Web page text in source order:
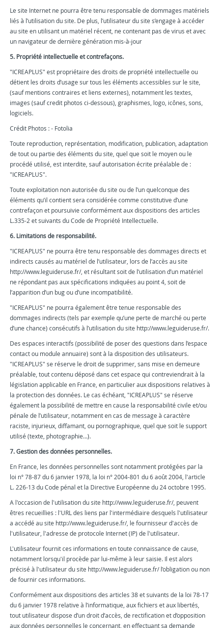
Le site Internet ne pourra être tenu responsable de dommages matériels
liés à l’utilisation du site. De plus, l’utilisateur du site s’engage à accéder
au site en utilisant un matériel récent, ne contenant pas de virus et avec
un navigateur de dernière génération mis-à-jour
5. Propriété intellectuelle et contrefaçons.
"ICREAPLUS" est propriétaire des droits de propriété intellectuelle ou
détient les droits d’usage sur tous les éléments accessibles sur le site,
(sauf mentions contraires et liens externes), notamment les textes,
images (sauf credit photos ci-dessous), graphismes, logo, icônes, sons,
logiciels.
Crédit Photos : - Fotolia
Toute reproduction, représentation, modification, publication, adaptation
de tout ou partie des éléments du site, quel que soit le moyen ou le
procédé utilisé, est interdite, sauf autorisation écrite préalable de :
"ICREAPLUS".
Toute exploitation non autorisée du site ou de l’un quelconque des
éléments qu’il contient sera considérée comme constitutive d’une
contrefaçon et poursuivie conformément aux dispositions des articles
L.335-2 et suivants du Code de Propriété Intellectuelle.
6. Limitations de responsabilité.
"ICREAPLUS" ne pourra être tenu responsable des dommages directs et
indirects causés au matériel de l’utilisateur, lors de l’accès au site
http://www.leguideruse.fr/, et résultant soit de l’utilisation d’un matériel
ne répondant pas aux spécifications indiquées au point 4, soit de
l’apparition d’un bug ou d’une incompatibilité.
"ICREAPLUS" ne pourra également être tenue responsable des
dommages indirects (tels par exemple qu’une perte de marché ou perte
d’une chance) consécutifs à l’utilisation du site http://www.leguideruse.fr/.
Des espaces interactifs (possibilité de poser des questions dans l’espace
contact ou module annuaire) sont à la disposition des utilisateurs.
"ICREAPLUS" se réserve le droit de supprimer, sans mise en demeure
préalable, tout contenu déposé dans cet espace qui contreviendrait à la
législation applicable en France, en particulier aux dispositions relatives à
la protection des données. Le cas échéant, "ICREAPLUS" se réserve
également la possibilité de mettre en cause la responsabilité civile et/ou
pénale de l’utilisateur, notamment en cas de message à caractère
raciste, injurieux, diffamant, ou pornographique, quel que soit le support
utilisé (texte, photographie…).
7. Gestion des données personnelles.
En France, les données personnelles sont notamment protégées par la
loi n° 78-87 du 6 janvier 1978, la loi n° 2004-801 du 6 août 2004, l'article
L. 226-13 du Code pénal et la Directive Européenne du 24 octobre 1995.
A l'occasion de l'utilisation du site http://www.leguideruse.fr/, peuvent
êtres recueillies : l'URL des liens par l'intermédiaire desquels l'utilisateur
a accédé au site http://www.leguideruse.fr/, le fournisseur d'accès de
l'utilisateur, l'adresse de protocole Internet (IP) de l'utilisateur.
L'utilisateur fournit ces informations en toute connaissance de cause,
notamment lorsqu'il procède par lui-même à leur saisie. Il est alors
précisé à l'utilisateur du site http://www.leguideruse.fr/ l’obligation ou non
de fournir ces informations.
Conformément aux dispositions des articles 38 et suivants de la loi 78-17
du 6 janvier 1978 relative à l’informatique, aux fichiers et aux libertés,
tout utilisateur dispose d’un droit d’accès, de rectification et d’opposition
aux données personnelles le concernant, en effectuant sa demande